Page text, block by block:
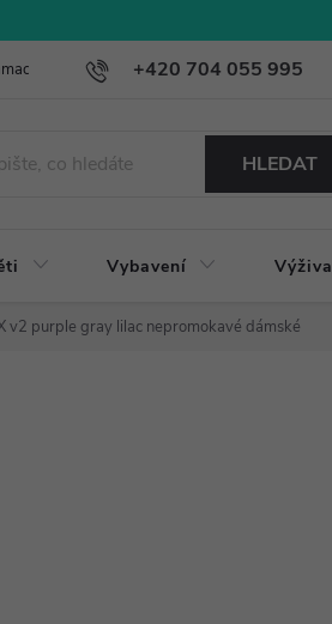
+420 704 055 995
HLEDAT
Vybavení Výživa
v2 purple gray lilac nepromokavé dámské